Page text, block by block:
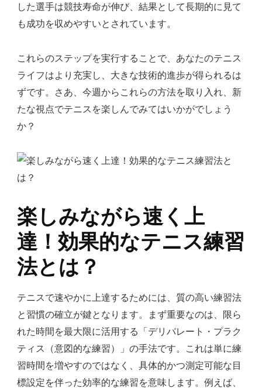
した選手は競技寿命が伸び、結果として長期的に見て
も成功を収めやすいとされています。
これらのステップを実行することで、あなたのテニス
ライフはより充実し、大きな技術的進歩が得られるは
ずです。さあ、今週からこれらの方法を取り入れ、新
たな視点でテニスを楽しんでみてはいかがでしょう
か？
楽しみながら速く上
達！効果的なテニス練習
法とは？
テニスで速やかに上達するためには、質の高い練習法
と習慣の確立が鍵となります。まず重要なのは、限ら
れた時間を最大限に活用する「デリバレート・プラク
ティス（意図的な練習）」の手法です。これは単に練
習時間を増やすのではなく、具体的かつ測定可能な目
標設定を伴った効率的な練習を意味します。例えば、